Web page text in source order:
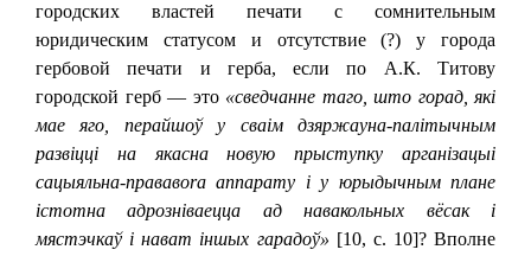
городских властей печати с сомнительным
юридическим статусом и отсутствие (?) у города
гербовой печати и герба, если по А.К. Титову
городской герб — это «сведчанне таго, што горад, якi
мае яго, перайшоў у сваiм дзяржауна-палiтычным
развiццi на якасна новую прыступку арганiзацыi
сацыяльна-прававоrа аппарату i у юрыдычным плане
iстотна адрознiваецца ад навакольных вёсак i
мястэчкаў i нават iншых гарадоў» [10, с. 10]? Вполне